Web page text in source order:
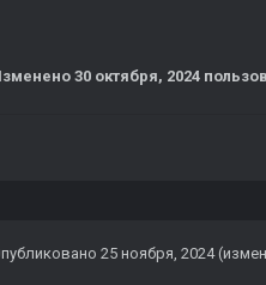
30 октября, 2024
25 ноября, 2024